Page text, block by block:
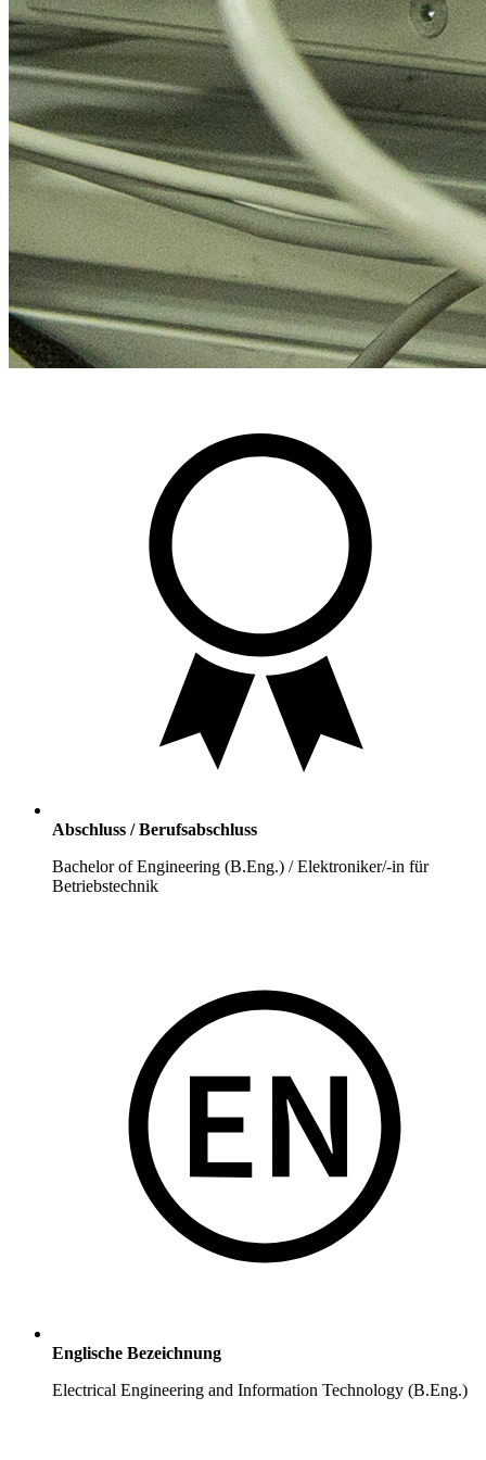
Abschluss / Berufsabschluss
Bachelor of Engineering (B.Eng.) / Elektroniker/-in für
Betriebstechnik
Englische Bezeichnung
Electrical Engineering and Information Technology (B.Eng.)